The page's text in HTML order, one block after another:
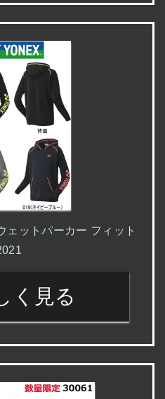
ェットパーカー フィット
く見る